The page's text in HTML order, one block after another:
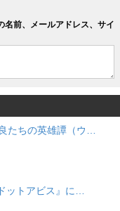
名前、メールアドレス、サイ
たちの英雄譚（ウ…
ットアビス』に…